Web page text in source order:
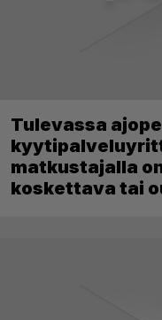
Tulevassa
matkustajalla
koskettava tai